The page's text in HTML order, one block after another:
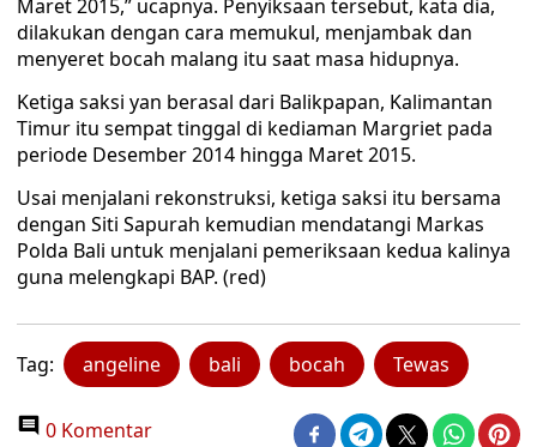
Maret 2015,” ucapnya. Penyiksaan tersebut, kata dia,
dilakukan dengan cara memukul, menjambak dan
menyeret bocah malang itu saat masa hidupnya.
Ketiga saksi yan berasal dari Balikpapan, Kalimantan
Timur itu sempat tinggal di kediaman Margriet pada
periode Desember 2014 hingga Maret 2015.
Usai menjalani rekonstruksi, ketiga saksi itu bersama
dengan Siti Sapurah kemudian mendatangi Markas
Polda Bali untuk menjalani pemeriksaan kedua kalinya
guna melengkapi BAP. (red)
Tag: angeline bali bocah Tewas
0 Komentar